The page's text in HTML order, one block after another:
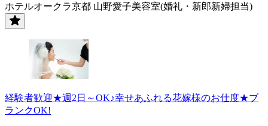
ホテルオークラ京都 山野愛子美容室(婚礼・新郎新婦担当)
経験者歓迎★週2日～OK♪幸せあふれる花嫁様のお仕度★ブ
ランクOK!